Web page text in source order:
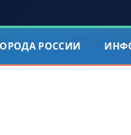
РОССИИ